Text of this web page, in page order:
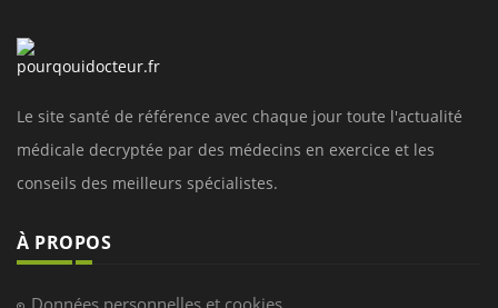
Le site santé de référence avec chaque jour toute l'actualité
médicale decryptée par des médecins en exercice et les
conseils des meilleurs spécialistes.
À PROPOS